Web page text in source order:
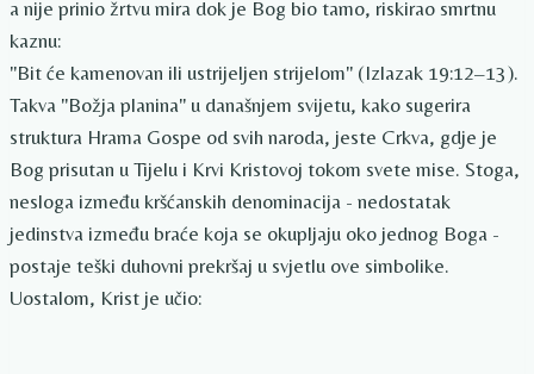
a nije prinio žrtvu mira dok je Bog bio tamo, riskirao smrtnu
kaznu:
"Bit će kamenovan ili ustrijeljen strijelom" (Izlazak 19:12–13).
Takva "Božja planina" u današnjem svijetu, kako sugerira
struktura Hrama Gospe od svih naroda, jeste Crkva, gdje je
Bog prisutan u Tijelu i Krvi Kristovoj tokom svete mise. Stoga,
nesloga između kršćanskih denominacija - nedostatak
jedinstva između braće koja se okupljaju oko jednog Boga -
postaje teški duhovni prekršaj u svjetlu ove simbolike.
Uostalom, Krist je učio: